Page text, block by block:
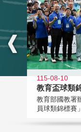
115-08-10
教育盃球類
教育部國教署
員球類錦標賽